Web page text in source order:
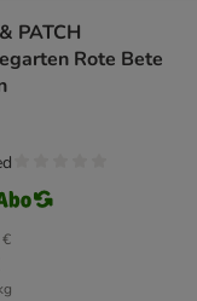
PATCH
Rote Bete
€